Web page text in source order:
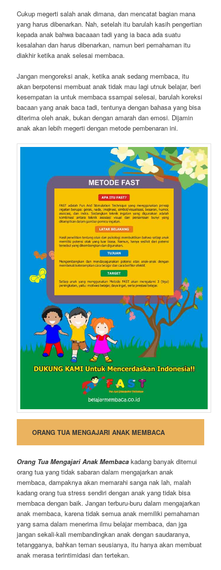
Cukup megerti salah anak dimana, dan mencatat bagian mana
yang harus dibenarkan. Nah, setelah itu barulah kasih pengertian
kepada anak bahwa bacaaan tadi yang ia baca ada suatu
kesalahan dan harus dibenarkan, namun beri pemahaman itu
diakhir ketika anak selesai membaca.
Jangan mengoreksi anak, ketika anak sedang membaca, itu
akan berpotensi membuat anak tidak mau lagi utnuk belajar, beri
kesempatan ia untuk membaca ssampai selesai, barulah koreksi
bacaan yang anak baca tadi, tentunya dengan bahasa yang bisa
diterima oleh anak, bukan dengan amarah dan emosi. Dijamin
anak akan lebih megerti dengan metode pembenaran ini.
ORANG TUA MENGAJARI ANAK MEMBACA
Orang Tua Mengajari Anak Membaca kadang banyak ditemui
orang tua yang tidak sabaran dalam mengajarkan anak
membaca, dampaknya akan memarahi sanga nak lah, malah
kadang orang tua stress sendiri dengan anak yang tidak bisa
membaca dengan baik. Jangan terburu-buru dalam mengajarkan
anak membaca, karena tidak semua anak memiliki pemahaman
yang sama dalam menerima ilmu belajar membaca, dan jga
jangan sekali-kali membandingkan anak dengan saudaranya,
tetangganya, bahkan teman seusianya, itu hanya akan membuat
anak merasa terintimidasi dan tertekan.